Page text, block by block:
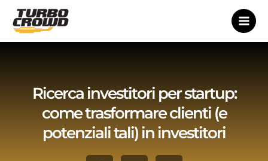
contenuto
Ricerca investitori per startup:
come trasformare clienti (e
potenziali tali) in investitori